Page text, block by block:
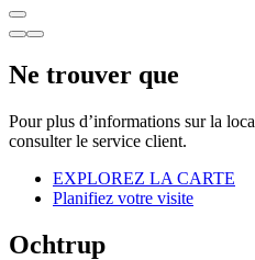
Ne trouver que
Pour plus d’informations sur la
consulter le service client.
EXPLOREZ LA CARTE
Planifiez votre visite
Ochtrup